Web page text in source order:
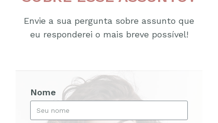
Envie a sua pergunta sobre assunto que
eu responderei o mais breve possível!
Nome